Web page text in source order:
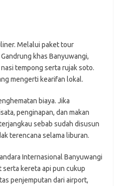
Melalui paket tour
khas Banyuwangi,
tempong serta rujak soto.
mengerti kearifan lokal.
biaya. Jika
penginapan, dan makan
sebab sudah disusun
terencana selama liburan.
Internasional Banyuwangi
serta kereta api pun cukup
penjemputan dari airport,